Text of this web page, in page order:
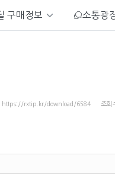
구매정보 소통광
https://rxtip.kr/download/6584 조회